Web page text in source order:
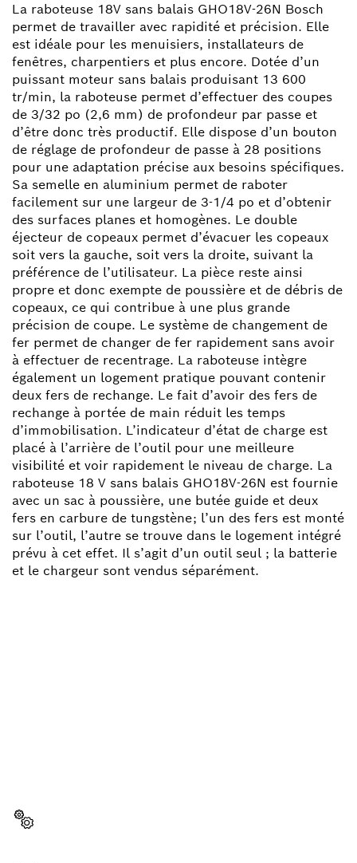
La raboteuse 18V sans balais GHO18V-26N Bosch
permet de travailler avec rapidité et précision. Elle
est idéale pour les menuisiers, installateurs de
fenêtres, charpentiers et plus encore. Dotée d’un
puissant moteur sans balais produisant 13 600
tr/min, la raboteuse permet d’effectuer des coupes
de 3/32 po (2,6 mm) de profondeur par passe et
d’être donc très productif. Elle dispose d’un bouton
de réglage de profondeur de passe à 28 positions
pour une adaptation précise aux besoins spécifiques.
Sa semelle en aluminium permet de raboter
facilement sur une largeur de 3-1/4 po et d’obtenir
des surfaces planes et homogènes. Le double
éjecteur de copeaux permet d’évacuer les copeaux
soit vers la gauche, soit vers la droite, suivant la
préférence de l’utilisateur. La pièce reste ainsi
propre et donc exempte de poussière et de débris de
copeaux, ce qui contribue à une plus grande
précision de coupe. Le système de changement de
fer permet de changer de fer rapidement sans avoir
à effectuer de recentrage. La raboteuse intègre
également un logement pratique pouvant contenir
deux fers de rechange. Le fait d’avoir des fers de
rechange à portée de main réduit les temps
d’immobilisation. L’indicateur d’état de charge est
placé à l’arrière de l’outil pour une meilleure
visibilité et voir rapidement le niveau de charge. La
raboteuse 18 V sans balais GHO18V-26N est fournie
avec un sac à poussière, une butée guide et deux
fers en carbure de tungstène; l’un des fers est monté
sur l’outil, l’autre se trouve dans le logement intégré
prévu à cet effet. Il s’agit d’un outil seul ; la batterie
et le chargeur sont vendus séparément.